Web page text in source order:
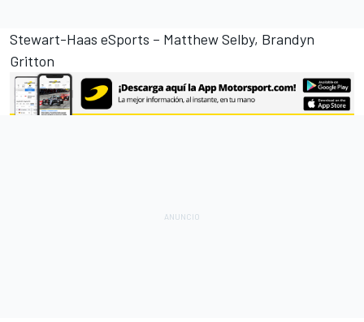
Stewart-Haas eSports – Matthew Selby, Brandyn
Gritton